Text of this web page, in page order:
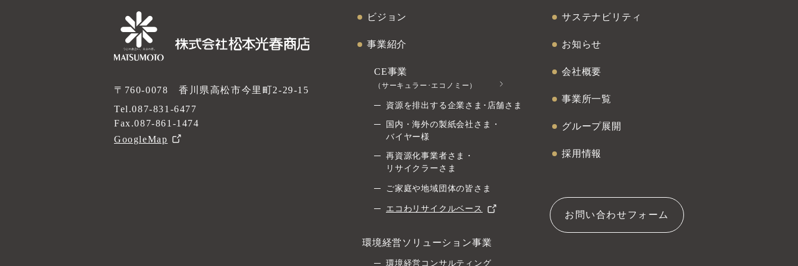
ビジョン
事業紹介
CE事業
（サーキュラー･エコノミー）
資源を排出する企業さま･店舗さま
国内・海外の製紙会社さま・
バイヤー様
再資源化事業者さま・
リサイクラーさま
ご家庭や地域団体の皆さま
エコわリサイクルベース
環境経営ソリューション事業
環境経営コンサルティング
サステナビリティ
お知らせ
会社概要
事業所一覧
グループ展開
採用情報
お問い合わせフォーム
〒760-0078 香川県高松市今里町2-29-15
Tel.087-831-6477
Fax.087-861-1474
GoogleMap